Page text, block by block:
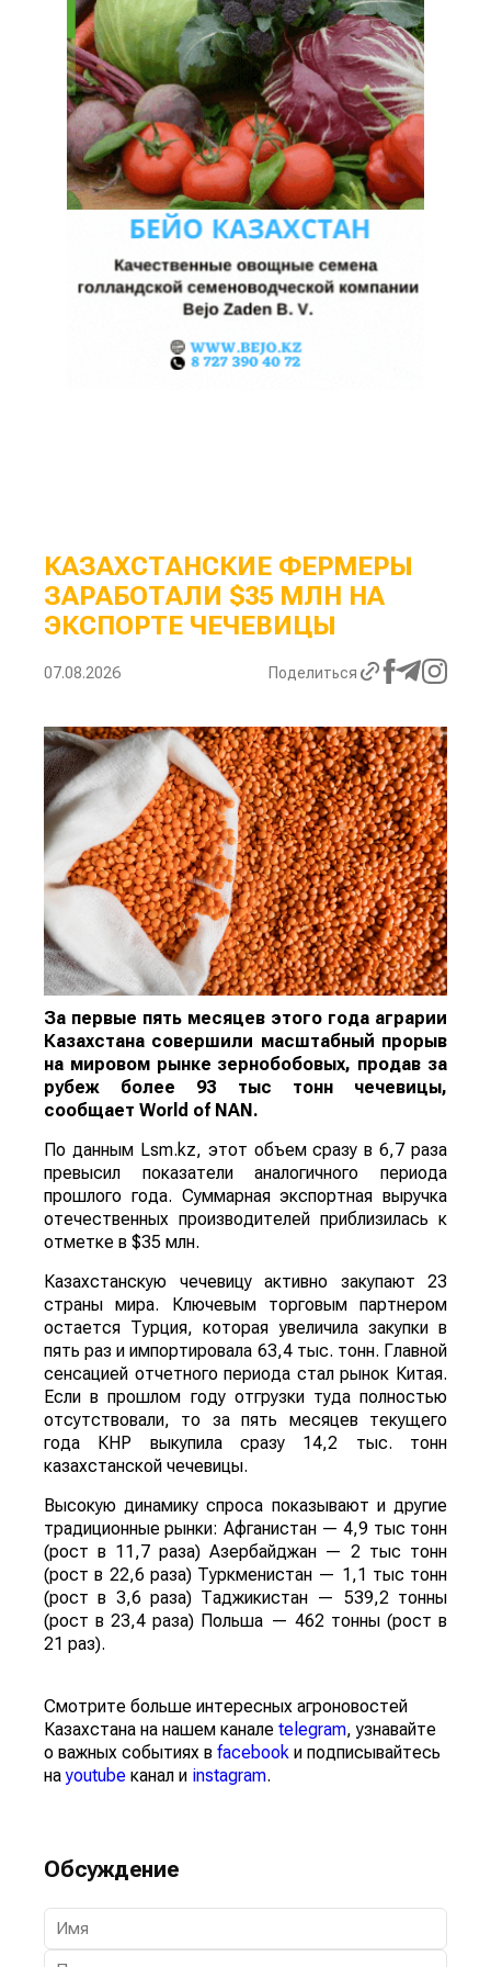
КАЗАХСТАНСКИЕ ФЕРМЕРЫ
ЗАРАБОТАЛИ $35 МЛН НА
ЭКСПОРТЕ ЧЕЧЕВИЦЫ
07.08.2026 Поделиться
За первые пять месяцев этого года аграрии
Казахстана совершили масштабный прорыв
на мировом рынке зернобобовых, продав за
рубеж более 93 тыс тонн чечевицы,
сообщает World of NAN .
По данным Lsm.kz, этот объем сразу в 6,7 раза
превысил показатели аналогичного периода
прошлого года. Суммарная экспортная выручка
отечественных производителей приблизилась к
отметке в $35 млн.
Казахстанскую чечевицу активно закупают 23
страны мира. Ключевым торговым партнером
остается Турция, которая увеличила закупки в
пять раз и импортировала 63,4 тыс. тонн. Главной
сенсацией отчетного периода стал рынок Китая.
Если в прошлом году отгрузки туда полностью
отсутствовали, то за пять месяцев текущего
года КНР выкупила сразу 14,2 тыс. тонн
казахстанской чечевицы.
Высокую динамику спроса показывают и другие
традиционные рынки: Афганистан — 4,9 тыс тонн
(рост в 11,7 раза) Азербайджан — 2 тыс тонн
(рост в 22,6 раза) Туркменистан — 1,1 тыс тонн
(рост в 3,6 раза) Таджикистан — 539,2 тонны
(рост в 23,4 раза) Польша — 462 тонны (рост в
21 раз).
Смотрите больше интересных агроновостей
Казахстана на нашем канале telegram, узнавайте
о важных событиях в facebook и подписывайтесь
наyoutube канал и instagram.
Обсуждение